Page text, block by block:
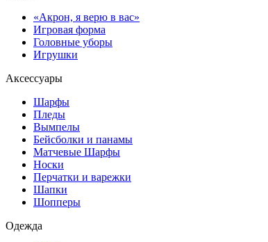
«Акрон, я верю в вас»
Игровая форма
Головные уборы
Игрушки
Аксессуары
Шарфы
Пледы
Вымпелы
Бейсболки и панамы
Матчевые Шарфы
Носки
Перчатки и варежки
Шапки
Шопперы
Одежда